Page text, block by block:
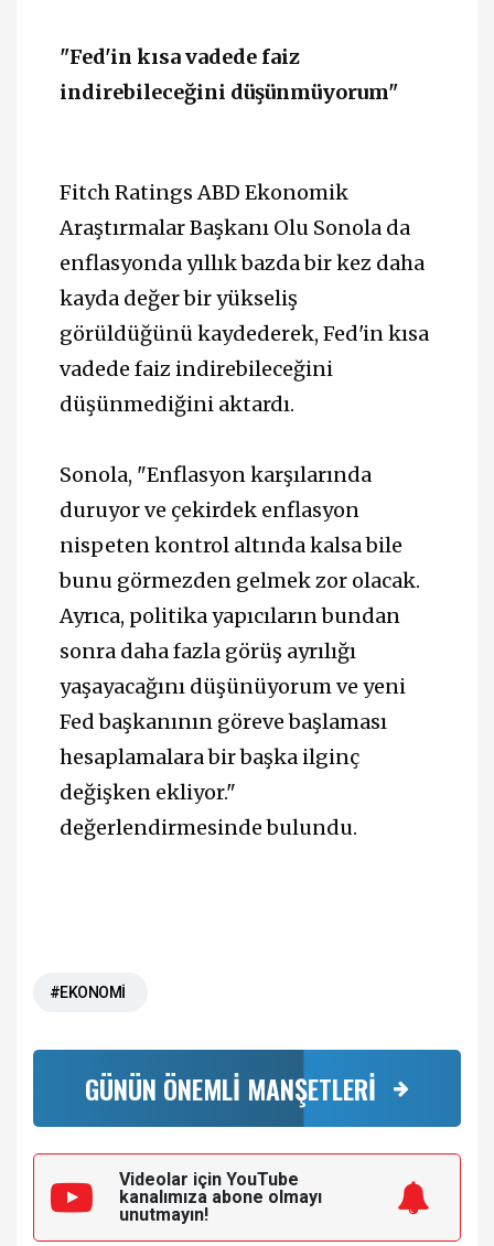
"Fed'in kısa vadede faiz
indirebileceğini düşünmüyorum"
Fitch Ratings ABD Ekonomik
Araştırmalar Başkanı Olu Sonola da
enflasyonda yıllık bazda bir kez daha
kayda değer bir yükseliş
görüldüğünü kaydederek, Fed'in kısa
vadede faiz indirebileceğini
düşünmediğini aktardı.
Sonola, "Enflasyon karşılarında
duruyor ve çekirdek enflasyon
nispeten kontrol altında kalsa bile
bunu görmezden gelmek zor olacak.
Ayrıca, politika yapıcıların bundan
sonra daha fazla görüş ayrılığı
yaşayacağını düşünüyorum ve yeni
Fed başkanının göreve başlaması
hesaplamalara bir başka ilginç
değişken ekliyor."
değerlendirmesinde bulundu.
#EKONOMİ
GÜNÜN ÖNEMLİ MANŞETLERİ
Videolar için YouTube
kanalımıza abone olmayı
unutmayın!